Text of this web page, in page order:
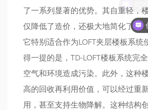
了一系列显著的优势。其自重轻，
仅降低了造价，还极大地简化了施
它特别适合作为LOFT夹层楼板系统
得一提的是，TD-LOFT楼板系统完
空气和环境造成污染。此外，这种
高的回收再利用价值，可以经过重
用，甚至支持生物降解。这种结构